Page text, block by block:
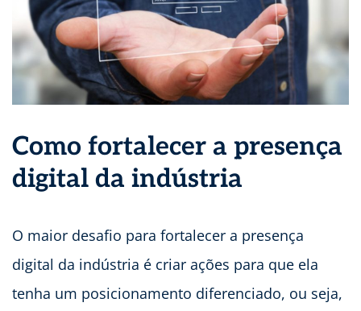
Como fortalecer a presença
digital da indústria
O maior desafio para fortalecer a presença
digital da indústria é criar ações para que ela
tenha um posicionamento diferenciado, ou seja,